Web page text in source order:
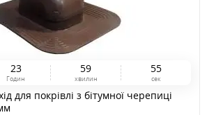
23
Годин
59
хвилин
54
сек
для покрівлі з бітумної черепиці